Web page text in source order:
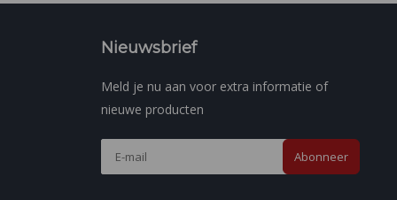
Nieuwsbrief
Meld je nu aan voor extra informatie of
nieuwe producten
Abonneer